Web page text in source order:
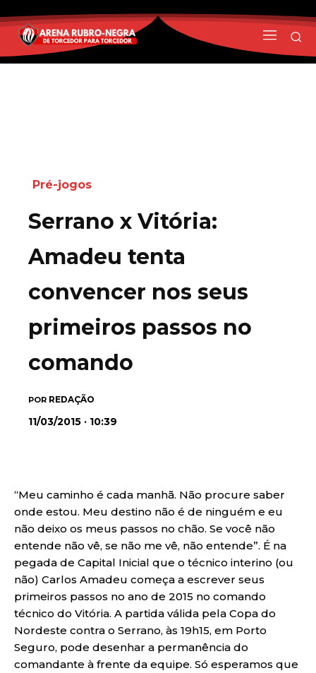
Pré-jogos
Serrano x Vitória:
Amadeu tenta
convencer nos seus
primeiros passos no
comando
POR REDAÇÃO
11/03/2015 · 10:39
“Meu caminho é cada manhã. Não procure saber
onde estou. Meu destino não é de ninguém e eu
não deixo os meus passos no chão. Se você não
entende não vê, se não me vê, não entende”. É na
pegada de Capital Inicial que o técnico interino (ou
não) Carlos Amadeu começa a escrever seus
primeiros passos no ano de 2015 no comando
técnico do Vitória. A partida válida pela Copa do
Nordeste contra o Serrano, às 19h15, em Porto
Seguro, pode desenhar a permanência do
comandante à frente da equipe. Só esperamos que